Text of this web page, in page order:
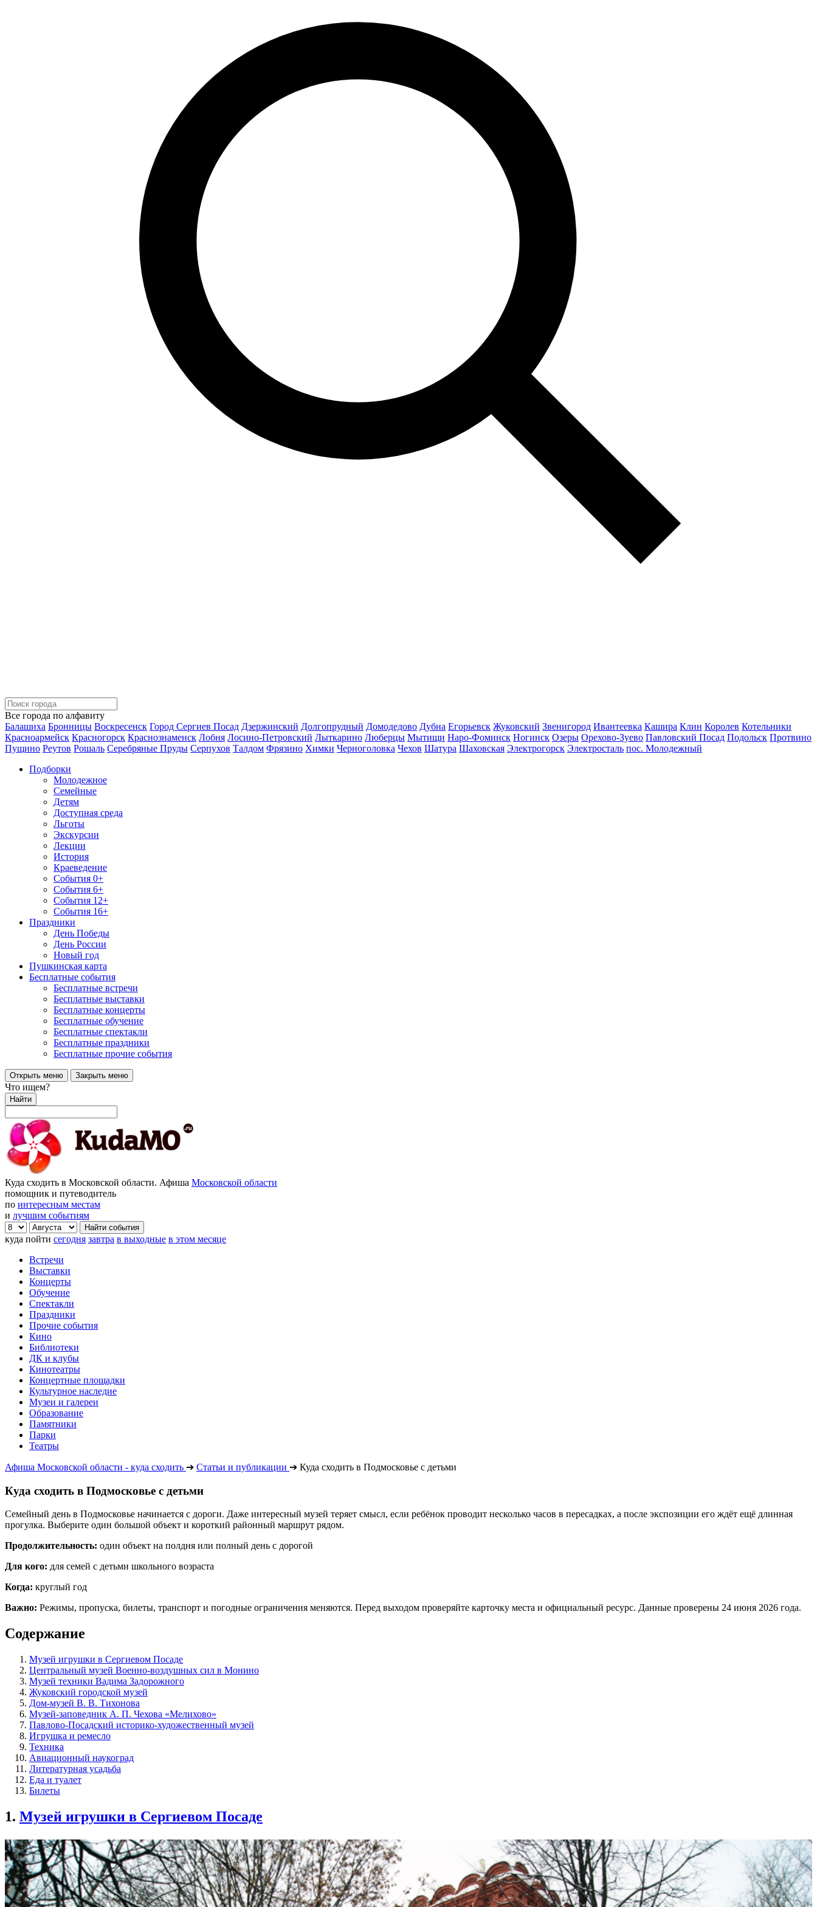
Все города по алфавиту
Балашиха Бронницы Воскресенск Город Сергиев Посад Дзержинский Долгопрудный Домодедово Дубна Егорьевск Жуковский Звенигород Ивантеевка Кашира Клин Королев Котельники
Красноармейск Красногорск Краснознаменск Лобня Лосино-Петровский Лыткарино Люберцы Мытищи Наро-Фоминск Ногинск Озеры Орехово-Зуево Павловский Посад Подольск Протвино
Пущино Реутов Рошаль Серебряные Пруды Серпухов Талдом Фрязино Химки Черноголовка Чехов Шатура Шаховская Электрогорск Электросталь пос. Молодежный
Подборки
Молодежное
Семейные
Детям
Доступная среда
Льготы
Экскурсии
Лекции
История
Краеведение
События 0+
События 6+
События 12+
События 16+
Праздники
День Победы
День России
Новый год
Пушкинская карта
Бесплатные события
Бесплатные встречи
Бесплатные выставки
Бесплатные концерты
Бесплатные обучение
Бесплатные спектакли
Бесплатные праздники
Бесплатные прочие события
Открыть меню Закрыть меню
Что ищем?
Найти
Куда сходить в Московской области. Афиша Московской области
помощник и путеводитель
по интересным местам
и лучшим событиям
куда пойти сегодня завтра в выходные в этом месяце
Встречи
Выставки
Концерты
Обучение
Спектакли
Праздники
Прочие события
Кино
Библиотеки
ДК и клубы
Кинотеатры
Концертные площадки
Культурное наследие
Музеи и галереи
Образование
Памятники
Парки
Театры
Афиша Московской области - куда сходить ➔ Статьи и публикации ➔ Куда сходить в Подмосковье с детьми
Куда сходить в Подмосковье с детьми
Семейный день в Подмосковье начинается с дороги. Даже интересный музей теряет смысл, если ребёнок проводит несколько часов в пересадках, а после экспозиции его ждёт ещё длинная
прогулка. Выберите один большой объект и короткий районный маршрут рядом.
Продолжительность: один объект на полдня или полный день с дорогой
Для кого: для семей с детьми школьного возраста
Когда: круглый год
Важно: Режимы, пропуска, билеты, транспорт и погодные ограничения меняются. Перед выходом проверяйте карточку места и официальный ресурс. Данные проверены 24 июня 2026 года.
Содержание
Музей игрушки в Сергиевом Посаде
Центральный музей Военно-воздушных сил в Монино
Музей техники Вадима Задорожного
Жуковский городской музей
Дом-музей В. В. Тихонова
Музей-заповедник А. П. Чехова «Мелихово»
Павлово-Посадский историко-художественный музей
Игрушка и ремесло
Техника
Авиационный наукоград
Литературная усадьба
Еда и туалет
Билеты
1. Музей игрушки в Сергиевом Посаде